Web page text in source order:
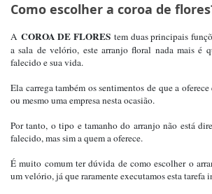
Como escolher a coroa de
A COROA DE FLORES tem duas principais
a sala de velório, este arranjo floral nada mais é
falecido e sua vida.
Ela carrega também os sentimentos de que a oferece
ou mesmo uma empresa nesta ocasião.
Por tanto, o tipo e tamanho do arranjo não está
falecido, mas sim a quem a oferece.
É muito comum ter dúvida de como escolher o
um velório, já que raramente executamos esta tarefa